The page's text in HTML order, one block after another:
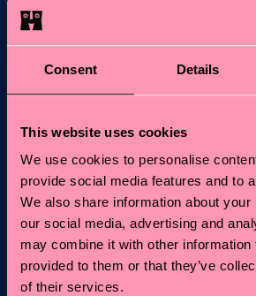
Consent Details
This website uses cookies
We use cookies to personalise
provide social media features and to
We also share information about
our social media, advertising and
may combine it with other information
provided to them or that they’ve
of their services.
¿Te apetece
de
primer
Suscríbete a las novedades de
Correo electrónico
* No es compatible con otras promos, ni
política de privacidad